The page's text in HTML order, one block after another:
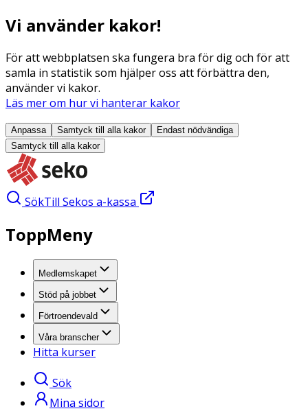
Vi använder kakor!
För att webbplatsen ska fungera bra för dig och för att
samla in statistik som hjälper oss att förbättra den,
använder vi kakor.
Läs mer om hur vi hanterar kakor
Anpassa Samtyck till alla kakor
Endast nödvändiga
Samtyck till alla kakor
SökTill Sekos a-kassa
ToppMeny
Medlemskapet
Stöd på jobbet
Förtroendevald
Våra branscher
Hitta kurser
Sök
Mina sidor